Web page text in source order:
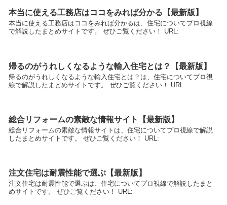
本当に使える工務店はココをみれば分かる【最新版】
本当に使える工務店はココをみれば分かるは、住宅についてプロ視線
で解説したまとめサイトです。 ぜひご覧ください！ URL:
帰るのがうれしくなるような輸入住宅とは？【最新版】
帰るのがうれしくなるような輸入住宅とは？は、住宅についてプロ視
線で解説したまとめサイトです。 ぜひご覧ください！ URL:
総合リフォームの素敵な情報サイト【最新版】
総合リフォームの素敵な情報サイトは、住宅についてプロ視線で解説
したまとめサイトです。 ぜひご覧ください！ URL:
注文住宅は耐震性能で選ぶ【最新版】
注文住宅は耐震性能で選ぶは、住宅についてプロ視線で解説したまと
めサイトです。 ぜひご覧ください！ URL: